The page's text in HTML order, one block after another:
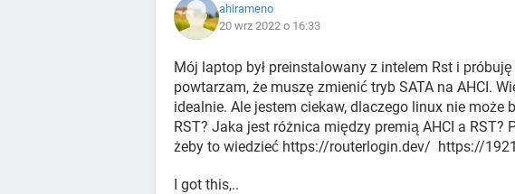
ahirameno
20 wrz 2022 o 16:33
Mój laptop był preinstalowany z intelem Rst i
powtarzam, że muszę zmienić tryb SATA na AHCI.
idealnie. Ale jestem ciekaw, dlaczego linux nie może
RST? Jaka jest różnica między premią AHCI a RST?
żeby to wiedzieć https://routerlogin.dev/ https://
I got this,..